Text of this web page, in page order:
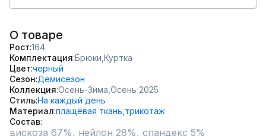
О товаре
Рост 164
Комплектация Брюки, Куртка
Цвет черный
Сезон Демисезон
Коллекция Осень-Зима, Осень 2025
СтильНа каждый день
Материал плащёвая ткань, трикотаж
Состав
вискоза 67%, нейлон 28%, спандекс 5%